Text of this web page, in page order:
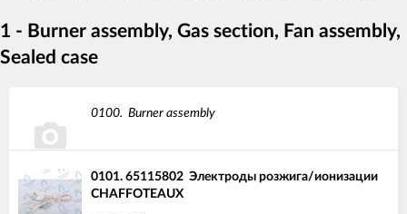
1 - Burner assembly, Gas section, Fan assembly,
Sealed case
0100. Burner assembly
0101. 65115802 Электроды розжига/ионизации
CHAFFOTEAUX